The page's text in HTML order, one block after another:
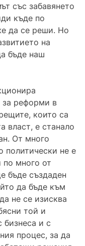
със забавянето
къде по
да се реши. Но
на
бъде наш
за реформи в
които са
власт, е станало
От много
политически не е
много от
бъде създаден
да бъде към
не се изисква
той и
бизнеса и с
процес, за да